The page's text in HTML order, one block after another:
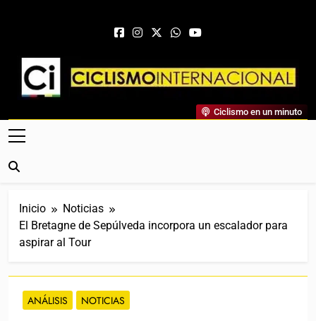
Ciclismo Internacional
Web Dedicada Al Ciclismo Mundial. Entrevistas, Análisis,
Crónicas, Previas Y Más. La Web Ciclista De Referencia.
Ciclismo en un minuto
Inicio
Noticias
El Bretagne de Sepúlveda incorpora un escalador para
aspirar al Tour
ANÁLISIS NOTICIAS